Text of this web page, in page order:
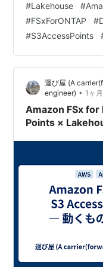
Databricks から
接続は部分的に動作
ある。 UC External
S3…
#Lakehouse #
#FSxForONTAP #
#S3AccessPoints
運び屋 (A
engineer) • 1ヶ
Amazon FSx for
Points ×